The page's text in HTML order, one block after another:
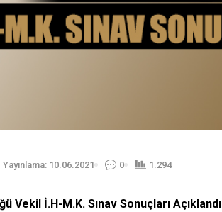
Yayınlama: 10.06.2021 0 1.294
Vekil İ.H-M.K. Sınav Sonuçları Açıklandı